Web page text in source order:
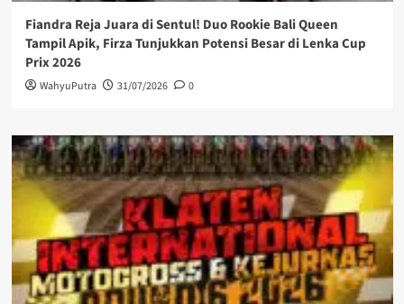
Fiandra Reja Juara di Sentul! Duo Rookie Bali Queen
Tampil Apik, Firza Tunjukkan Potensi Besar di Lenka Cup
Prix 2026
WahyuPutra 31/07/2026 0